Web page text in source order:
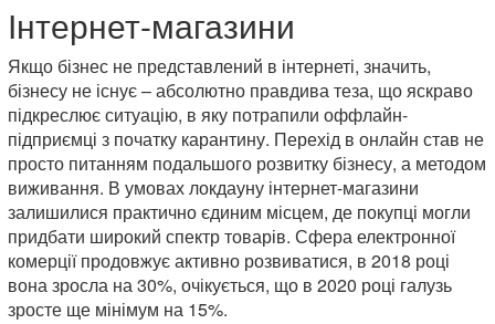
Інтернет-магазини
Якщо бізнес не представлений в інтернеті, значить,
бізнесу не існує – абсолютно правдива теза, що яскраво
підкреслює ситуацію, в яку потрапили оффлайн-
підприємці з початку карантину. Перехід в онлайн став не
просто питанням подальшого розвитку бізнесу, а методом
виживання. В умовах локдауну інтернет-магазини
залишилися практично єдиним місцем, де покупці могли
придбати широкий спектр товарів. Сфера електронної
комерції продовжує активно розвиватися, в 2018 році
вона зросла на 30%, очікується, що в 2020 році галузь
зросте ще мінімум на 15%.